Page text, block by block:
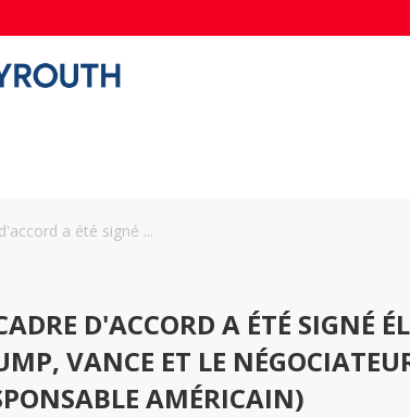
a été signé ...
D'ACCORD A ÉTÉ SIGNÉ
VANCE ET LE
AMÉRICAIN)